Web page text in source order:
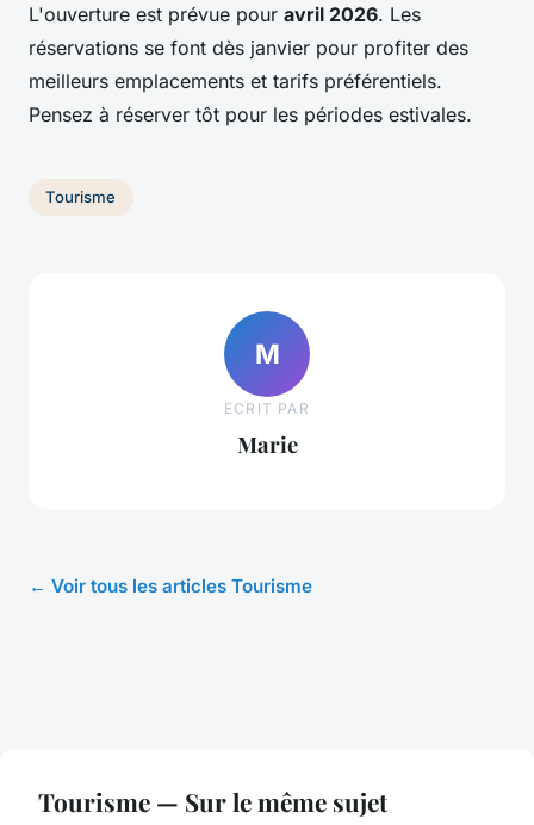
L'ouverture est prévue pour avril 2026. Les
réservations se font dès janvier pour profiter des
meilleurs emplacements et tarifs préférentiels.
Pensez à réserver tôt pour les périodes estivales.
Tourisme
M
ECRIT PAR
Marie
← Voir tous les articles Tourisme
Tourisme — Sur le même sujet